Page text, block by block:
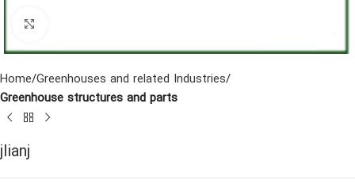
Home Greenhouses and related Industries
Greenhouse structures and parts
jlianj